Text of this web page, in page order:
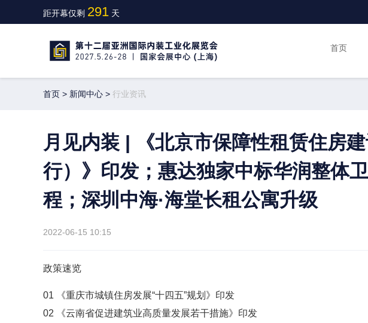
距开幕仅剩 291 天
首页
首页 > 新闻中心 > 行业资讯
月见内装 | 《北京市保障性租赁住房
行）》印发；惠达独家中标华润整体
程；深圳中海·海堂长租公寓升级
2022-06-15 10:15
政策速览
01 《重庆市城镇住房发展“十四五”规划》印发
02 《云南省促进建筑业高质量发展若干措施》印发